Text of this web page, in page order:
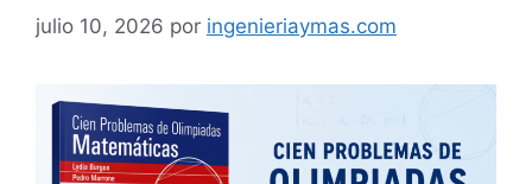
julio 10, 2026 por ingenieriaymas.com